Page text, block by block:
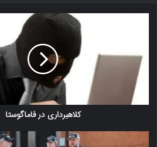
کلاهبرداری در فاماگوستا